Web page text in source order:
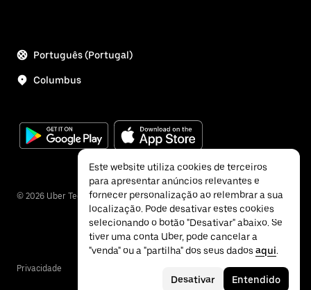
Português (Portugal)
Columbus
© 2026 Uber Technologies Inc.
Privacidade
Este website utiliza cookies de terceiros
para apresentar anúncios relevantes e
fornecer personalização ao relembrar a sua
localização. Pode desativar estes cookies
selecionando o botão "Desativar" abaixo. Se
tiver uma conta Uber, pode cancelar a
"venda" ou a "partilha" dos seus dados aqui.
Desativar Entendido